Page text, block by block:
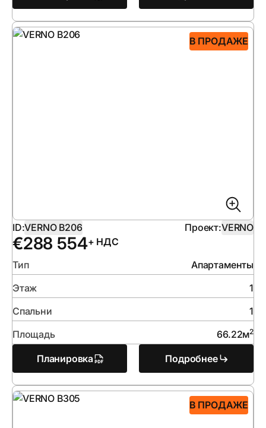
В ПРОДАЖЕ
ID:VERNO B206 Проект:VERNO
€288 554+ НДС
Тип
Апартаменты
Этаж
1
Спальни
1
Площадь
66.22м2
Планировка Подробнее
В ПРОДАЖЕ